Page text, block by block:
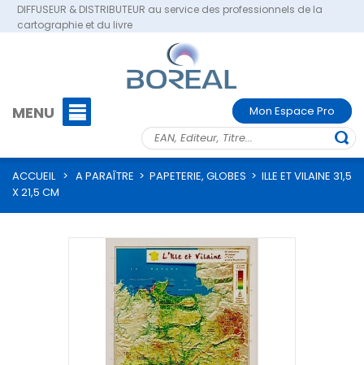
DIFFUSEUR & DISTRIBUTEUR au service des professionnels de la
cartographie et du livre
MENU Mon Espace Pro
ACCUEIL > A PARAÎTRE > PAPETERIE, GLOBES > ILLE ET VILAINE 31,5
X 21,5 CM